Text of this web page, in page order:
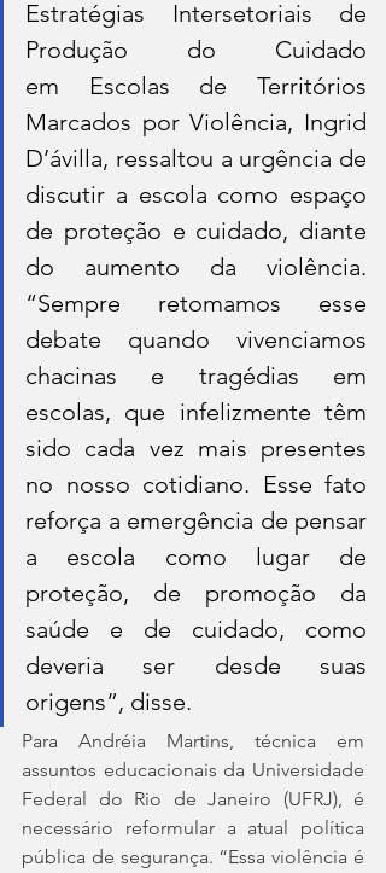
Estratégias Intersetoriais de
Produção do Cuidado
em Escolas de Territórios
Marcados por Violência, Ingrid
D’ávilla, ressaltou a urgência de
discutir a escola como espaço
de proteção e cuidado, diante
do aumento da violência.
“Sempre retomamos esse
debate quando vivenciamos
chacinas e tragédias em
escolas, que infelizmente têm
sido cada vez mais presentes
no nosso cotidiano. Esse fato
reforça a emergência de pensar
a escola como lugar de
proteção, de promoção da
saúde e de cuidado, como
deveria ser desde suas
origens”, disse.
Para Andréia Martins, técnica em
assuntos educacionais da Universidade
Federal do Rio de Janeiro (UFRJ), é
necessário reformular a atual política
pública de segurança. “Essa violência é